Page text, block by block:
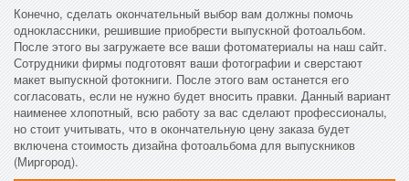
Конечно, сделать окончательный выбор вам должны помочь
одноклассники, решившие приобрести выпускной фотоальбом.
После этого вы загружаете все ваши фотоматериалы на наш сайт.
Сотрудники фирмы подготовят ваши фотографии и сверстают
макет выпускной фотокниги. После этого вам останется его
согласовать, если не нужно будет вносить правки. Данный вариант
наименее хлопотный, всю работу за вас сделают профессионалы,
но стоит учитывать, что в окончательную цену заказа будет
включена стоимость дизайна фотоальбома для выпускников
(Миргород).